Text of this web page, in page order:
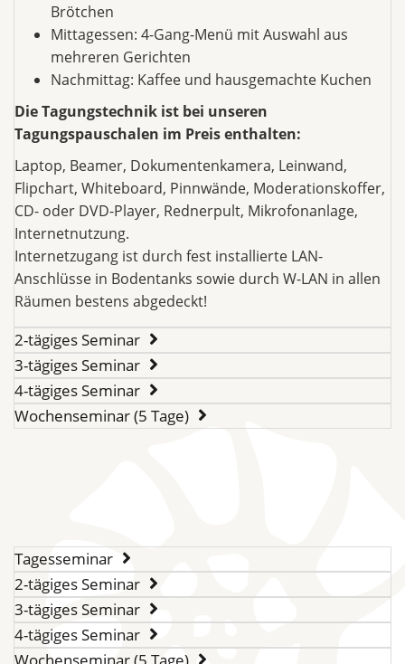
Brötchen
Mittagessen: 4-Gang-Menü mit Auswahl aus
mehreren Gerichten
Nachmittag: Kaffee und hausgemachte Kuchen
Die Tagungstechnik ist bei unseren
Tagungspauschalen im Preis enthalten:
Laptop, Beamer, Dokumentenkamera, Leinwand,
Flipchart, Whiteboard, Pinnwände, Moderationskoffer,
CD- oder DVD-Player, Rednerpult, Mikrofonanlage,
Internetnutzung.
Internetzugang ist durch fest installierte LAN-
Anschlüsse in Bodentanks sowie durch W-LAN in allen
Räumen bestens abgedeckt!
2-tägiges Seminar
3-tägiges Seminar
4-tägiges Seminar
Wochenseminar (5 Tage)
Tagesseminar
2-tägiges Seminar
3-tägiges Seminar
4-tägiges Seminar